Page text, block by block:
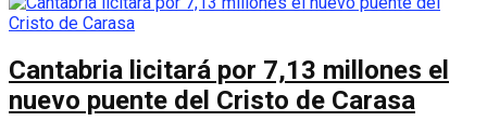
Cantabria licitará por 7,13 millones el
nuevo puente del Cristo de Carasa